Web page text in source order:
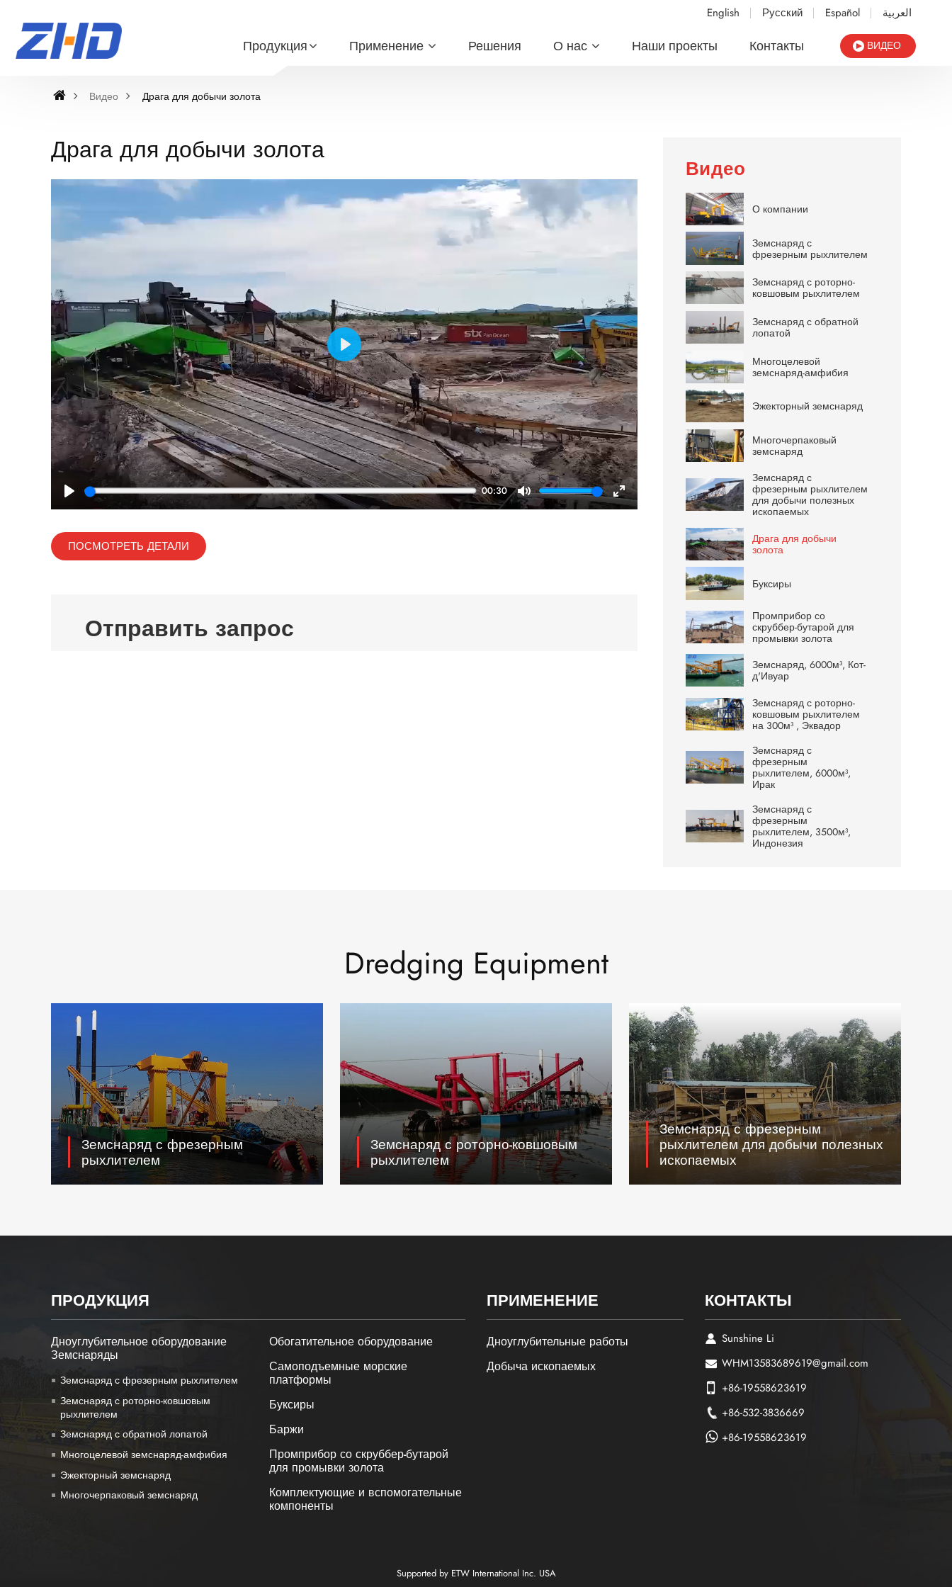
English Русский Español العربية
Продукция Применение Решения О нас Наши проекты Контакты ВИДЕО
Видео Драга для добычи золота
Драга для добычи золота
Play
00:30
Mute
Enter
Play
ПОСМОТРЕТЬ ДЕТАЛИ
Отправить запрос
Видео
О компании
Земснаряд с
фрезерным рыхлителем
Земснаряд с роторно-
ковшовым рыхлителем
Земснаряд с обратной
лопатой
Многоцелевой
земснаряд-амфибия
Эжекторный земснаряд
Многочерпаковый
земснаряд
Земснаряд с
фрезерным рыхлителем
для добычи полезных
ископаемых
Драга для добычи
золота
Буксиры
Промприбор со
скруббер-бутарой для
промывки золота
Земснаряд, 6000м³, Кот-
д'Ивуар
Земснаряд с роторно-
ковшовым рыхлителем
на 300м³ , Эквадор
Земснаряд с
фрезерным
рыхлителем, 6000м³,
Ирак
Земснаряд с
фрезерным
рыхлителем, 3500м³,
Индонезия
Dredging Equipment
Земснаряд с фрезерным
рыхлителем
Земснаряд с роторно-ковшовым
рыхлителем
Земснаряд с фрезерным
рыхлителем для добычи полезных
ископаемых
ПРОДУКЦИЯ
Дноуглубительное оборудование
Земснаряды
Земснаряд с фрезерным рыхлителем
Земснаряд с роторно-ковшовым
рыхлителем
Земснаряд с обратной лопатой
Многоцелевой земснаряд-амфибия
Эжекторный земснаряд
Многочерпаковый земснаряд
Обогатительное оборудование
Самоподъемные морские
платформы
Буксиры
Баржи
Промприбор со скруббер-бутарой
для промывки золота
Комплектующие и вспомогательные
компоненты
ПРИМЕНЕНИЕ
Дноуглубительные работы
Добыча ископаемых
КОНТАКТЫ
Sunshine Li
WHM13583689619@gmail.com
+86-19558623619
+86-532-3836669
+86-19558623619
Supported by ETW International Inc. USA